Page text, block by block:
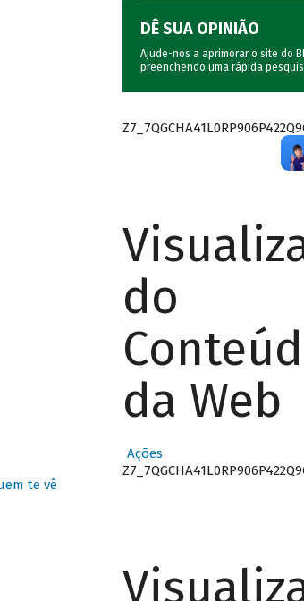
te vê
DÊ SUA OPINIÃO
Ajude-nos a aprimorar o site do
preenchendo uma rápida
do
da Web
Ações